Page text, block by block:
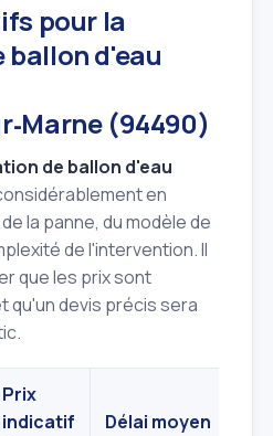
pour la
d'eau
(94490)
de ballon d'eau
en
la panne, du modèle de
de l'intervention. Il
que les prix sont
qu'un devis précis sera
Prix
indicatif
Délai moyen